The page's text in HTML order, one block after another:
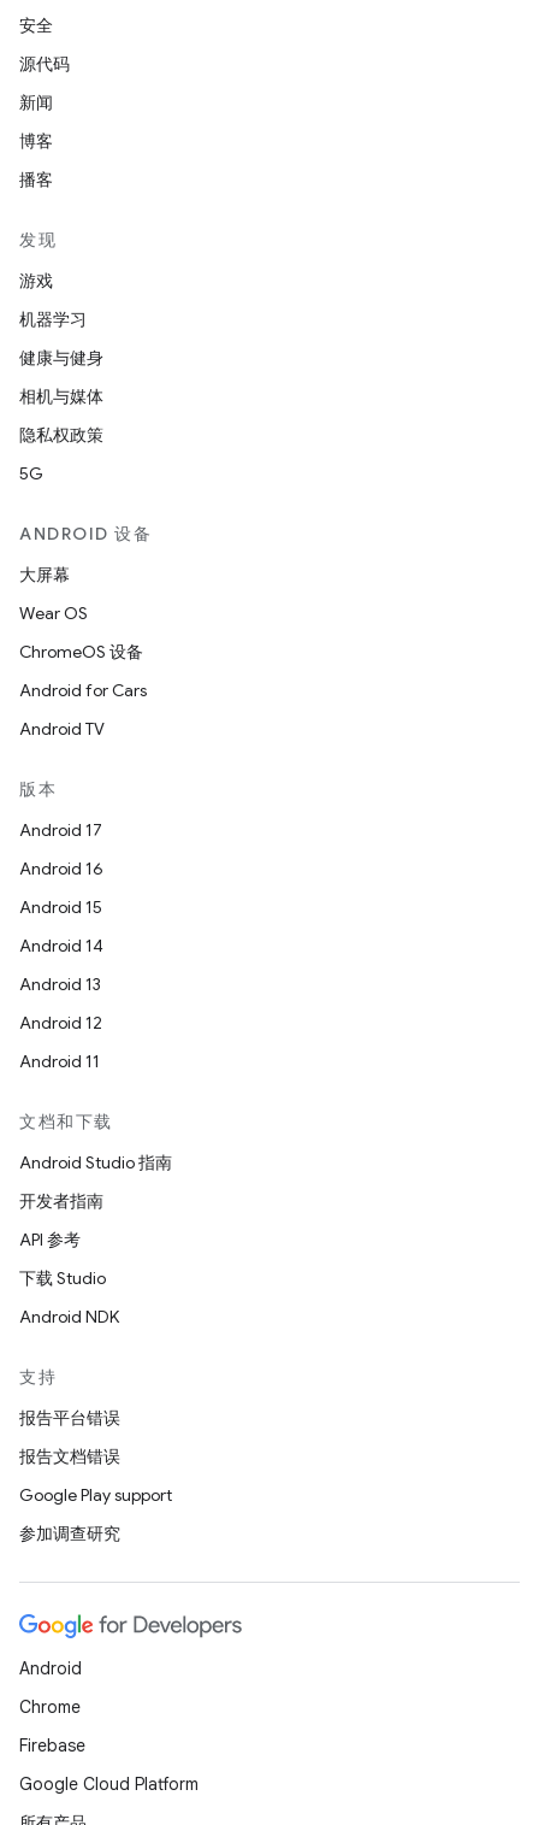
安全
源代码
新闻
博客
播客
发现
游戏
机器学习
健康与健身
相机与媒体
隐私权政策
5G
ANDROID 设备
大屏幕
Wear OS
ChromeOS 设备
Android for Cars
Android TV
版本
Android 17
Android 16
Android 15
Android 14
Android 13
Android 12
Android 11
文档和下载
Android Studio 指南
开发者指南
API 参考
下载 Studio
Android NDK
支持
报告平台错误
报告文档错误
Google Play support
参加调查研究
Android
Chrome
Firebase
Google Cloud Platform